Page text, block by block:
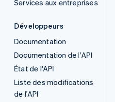
Services aux entreprises
Développeurs
Documentation
Documentation de l'API
État de l'API
Liste des modifications
de l'API